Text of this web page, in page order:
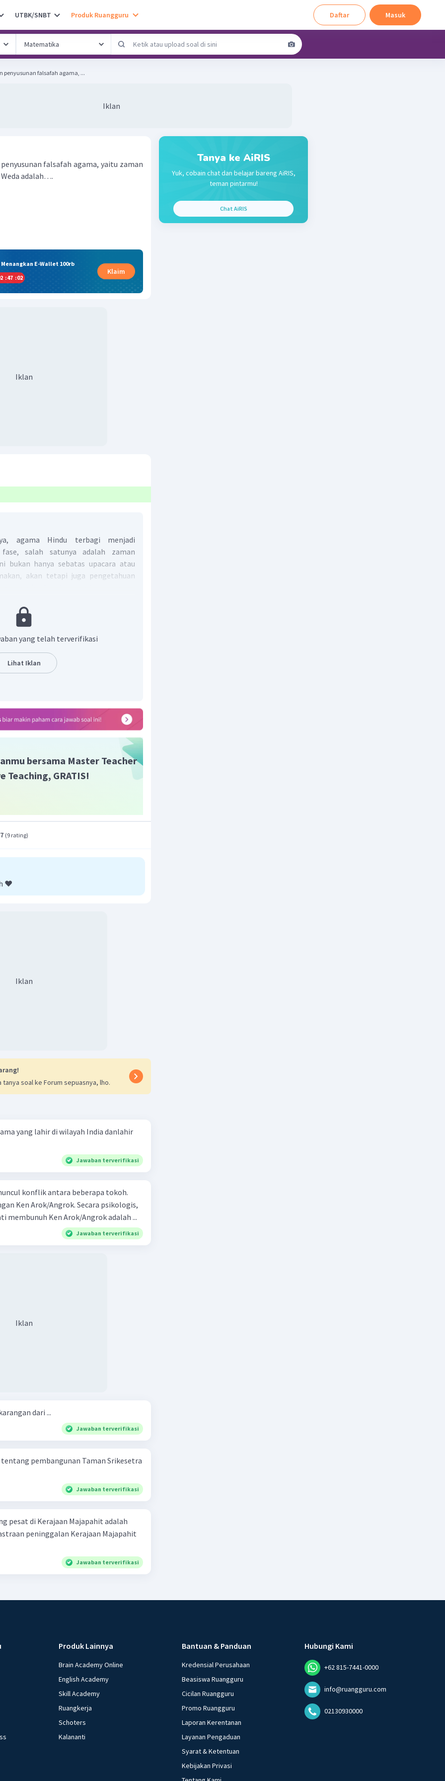
UTBK/SNBT Produk Ruangguru Daftar Masuk
penyusunan falsafah agama, ...
Iklan
falsafah agama, yaitu zaman
adalah….
E-Wallet 100rb
:47 :01
Klaim
Iklan
agama Hindu terbagi menjadi
salah satunya adalah zaman
bukan hanya sebatas upacara atau
akan tetapi juga pengetahuan
dan juga pengembangan, yaitu
bersifat dengan dasar weda. Karena
zaman filsafat, maka pada zaman
Itihasa, ajaran Darsana, dan Purana.
dalam Tri Murti kemudian menjadi
orang berfilsafat atas dasar Weda
adalah C.
yang telah terverifikasi
Lihat Iklan
bersama Master Teacher
Teaching, GRATIS!
(9 rating)
❤️
Iklan
tanya soal ke Forum sepuasnya, lho.
yang lahir di wilayah India danlahir
Jawaban terverifikasi
konflik antara beberapa tokoh.
Ken Arok/Angrok. Secara psikologis,
membunuh Ken Arok/Angrok adalah ...
Jawaban terverifikasi
Iklan
dari ...
Jawaban terverifikasi
pembangunan Taman Srikesetra
Jawaban terverifikasi
pesat di Kerajaan Majapahit adalah
peninggalan Kerajaan Majapahit
Jawaban terverifikasi
Tanya ke AiRIS
Yuk, cobain chat dan belajar bareng AiRIS,
teman pintarmu!
Chat AiRIS
Produk Lainnya
Brain Academy Online
English Academy
Skill Academy
Ruangkerja
Schoters
Kalananti
Bantuan & Panduan
Kredensial Perusahaan
Beasiswa Ruangguru
Cicilan Ruangguru
Promo Ruangguru
Laporan Kerentanan
Layanan Pengaduan
Syarat & Ketentuan
Kebijakan Privasi
Hubungi Kami
+62 815-7441-0000
info@ruangguru.com
02130930000